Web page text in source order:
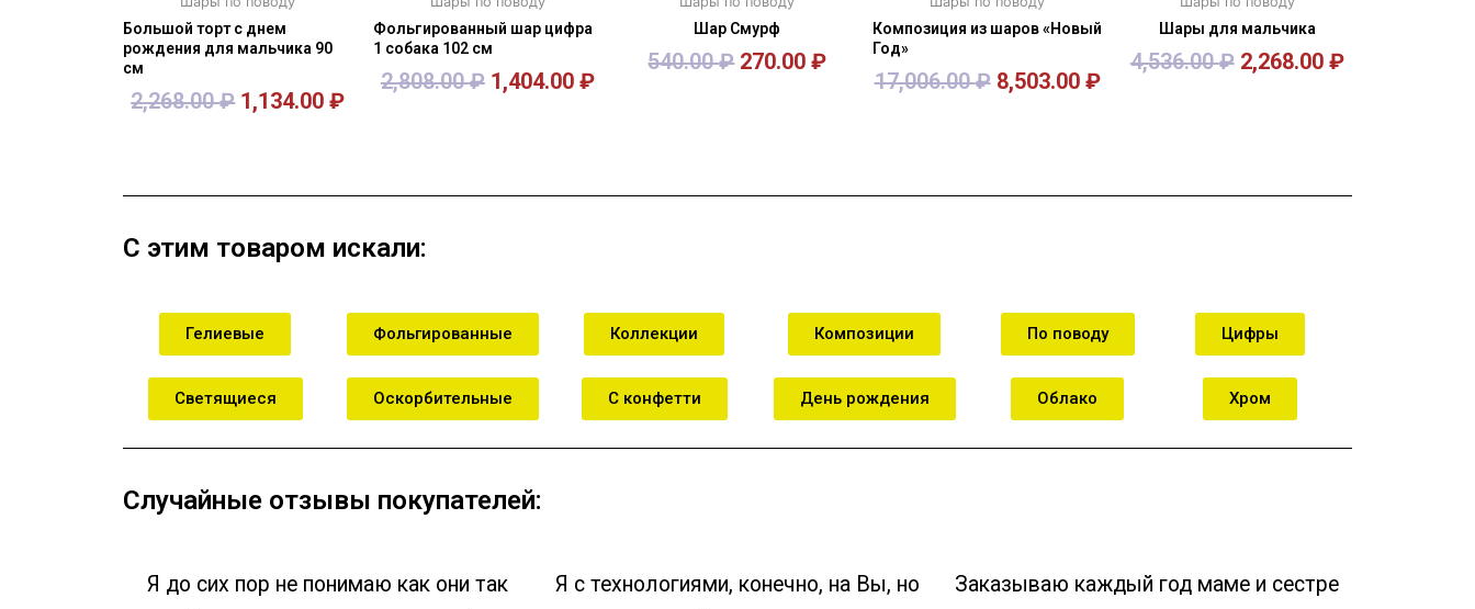
Большой торт с днем
рождения для мальчика 90
см
2,268.00₽ 1,134.00₽
Фольгированный шар цифра
1 собака 102 см
2,808.00₽ 1,404.00 ₽
Шар Смурф
540.00₽ 270.00₽
Композиция из шаров «Новый
Год»
17,006.00₽ 8,503.00 ₽
Шары для мальчика
4,536.00₽ 2,268.00 ₽
С этим товаром искали:
Гелиевые
Светящиеся
Фольгированные
Оскорбительные
Коллекции
С конфетти
Композиции
День рождения
По поводу
Облако
Цифры
Хром
Случайные отзывы покупателей:
Я до сих пор не понимаю как они так
Я с технологиями, конечно, на Вы, но
Заказываю каждый год маме и сестре